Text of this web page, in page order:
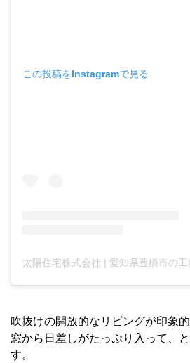
この投稿をInstagramで見る
吹抜けの開放的なリビングが印象的
窓から日差しがたっぷり入って、
す。